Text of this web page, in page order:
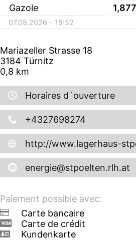
Gazole 1,877
07.08.2026 - 15:52
Mariazeller Strasse 18
3184 Türnitz
0,8 km
Horaires d´ouverture
+4327698274
http://www.lagerhaus-
energie@stpoelten.rlh.at
Paiement possible avec:
Carte bancaire
Carte de crédit
Kundenkarte